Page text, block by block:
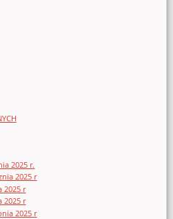
2025 r.
2025 r
2025 r
2025 r
2025 r